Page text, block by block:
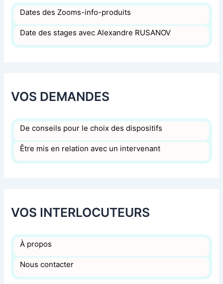
Dates des Zooms-info-produits
Date des stages avec Alexandre RUSANOV
VOS DEMANDES
De conseils pour le choix des dispositifs
Être mis en relation avec un intervenant
VOS INTERLOCUTEURS
À propos
Nous contacter